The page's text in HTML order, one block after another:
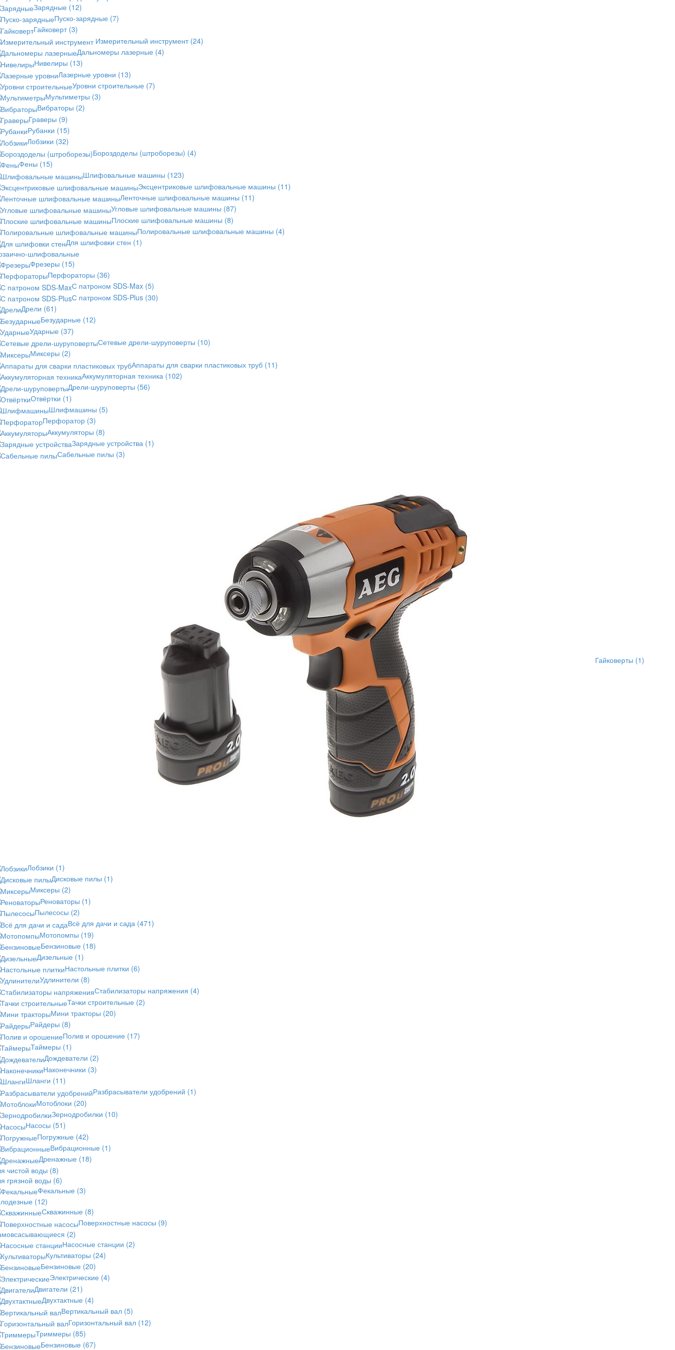
Зарядные (12)
Пуско-зарядные (7)
Гайковерт (3)
Измерительный инструмент (24)
Дальномеры лазерные (4)
Нивелиры (13)
Лазерные уровни (13)
Уровни строительные (7)
Мультиметры (3)
Вибраторы (2)
Граверы (9)
Рубанки (15)
Лобзики (32)
Бороздоделы (штроборезы) (4)
Фены (15)
Шлифовальные машины (123)
Эксцентриковые шлифовальные машины (11)
Ленточные шлифовальные машины (11)
Угловые шлифовальные машины (87)
Плоские шлифовальные машины (8)
Полировальные шлифовальные машины (4)
Для шлифовки стен (1)
шлифовальные
Фрезеры (15)
Перфораторы (36)
С патроном SDS-Max (5)
С патроном SDS-Plus (30)
Дрели (61)
Безударные (12)
Ударные (37)
Сетевые дрели-шуруповерты (10)
Миксеры (2)
Аппараты для сварки пластиковых труб (11)
Аккумуляторная техника (102)
Дрели-шуруповерты (56)
Отвёртки (1)
Шлифмашины (5)
Перфоратор (3)
Аккумуляторы (8)
Зарядные устройства (1)
Сабельные пилы (3)
Гайковерты (1)
Лобзики (1)
Дисковые пилы (1)
Миксеры (2)
Реноваторы (1)
Пылесосы (2)
Всё для дачи и сада (471)
Мотопомпы (19)
Бензиновые (18)
Дизельные (1)
Настольные плитки (6)
Удлинители (8)
Стабилизаторы напряжения (4)
Тачки строительные (2)
Мини тракторы (20)
Райдеры (8)
Полив и орошение (17)
Таймеры (1)
Дождеватели (2)
Наконечники (3)
Шланги (11)
Разбрасыватели удобрений (1)
Мотоблоки (20)
Зернодробилки (10)
Насосы (51)
Погружные (42)
Вибрационные (1)
Дренажные (18)
чистой воды (8)
грязной воды (6)
Фекальные (3)
(12)
Скважинные (8)
Поверхностные насосы (9)
(2)
Насосные станции (2)
Культиваторы (24)
Бензиновые (20)
Электрические (4)
Двигатели (21)
Двухтактные (4)
Вертикальный вал (5)
Горизонтальный вал (12)
Триммеры (85)
Бензиновые (67)